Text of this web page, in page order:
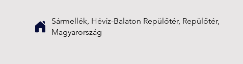
Sármellék, Hévíz-Balaton Repülőtér, Repülőtér,
Magyarország